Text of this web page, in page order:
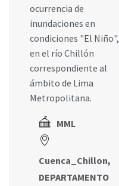
ocurrencia de
inundaciones en
condiciones "El Niño",
en el río Chillón
correspondiente al
ámbito de Lima
Metropolitana.
MML
Cuenca_Chillon,
DEPARTAMENTO